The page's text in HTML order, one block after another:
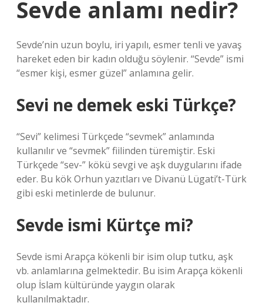
Sevde anlamı nedir?
Sevde’nin uzun boylu, iri yapılı, esmer tenli ve yavaş
hareket eden bir kadın olduğu söylenir. “Sevde” ismi
“esmer kişi, esmer güzel” anlamına gelir.
Sevi ne demek eski Türkçe?
“Sevi” kelimesi Türkçede “sevmek” anlamında
kullanılır ve “sevmek” fiilinden türemiştir. Eski
Türkçede “sev-” kökü sevgi ve aşk duygularını ifade
eder. Bu kök Orhun yazıtları ve Divanü Lügati’t-Türk
gibi eski metinlerde de bulunur.
Sevde ismi Kürtçe mi?
Sevde ismi Arapça kökenli bir isim olup tutku, aşk
vb. anlamlarına gelmektedir. Bu isim Arapça kökenli
olup İslam kültüründe yaygın olarak
kullanılmaktadır.